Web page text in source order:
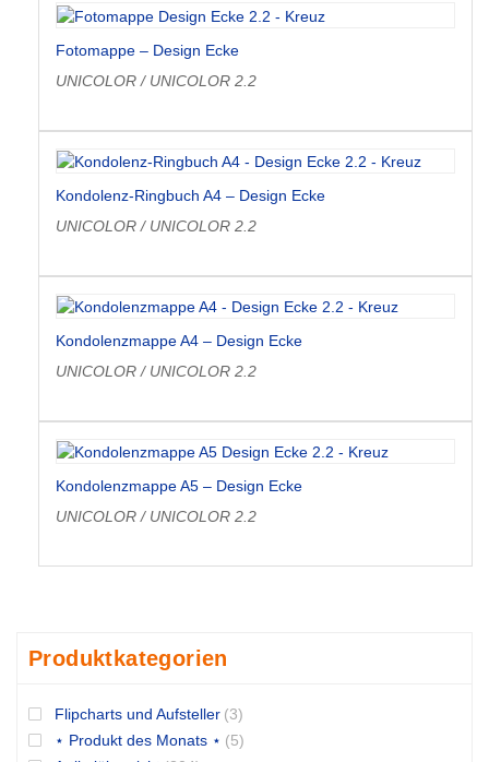
Fotomappe – Design Ecke
UNICOLOR / UNICOLOR 2.2
Kondolenz-Ringbuch A4 – Design Ecke
UNICOLOR / UNICOLOR 2.2
Kondolenzmappe A4 – Design Ecke
UNICOLOR / UNICOLOR 2.2
Kondolenzmappe A5 – Design Ecke
UNICOLOR / UNICOLOR 2.2
Produktkategorien
Flipcharts und Aufsteller (3)
⋆ Produkt des Monats ⋆ (5)